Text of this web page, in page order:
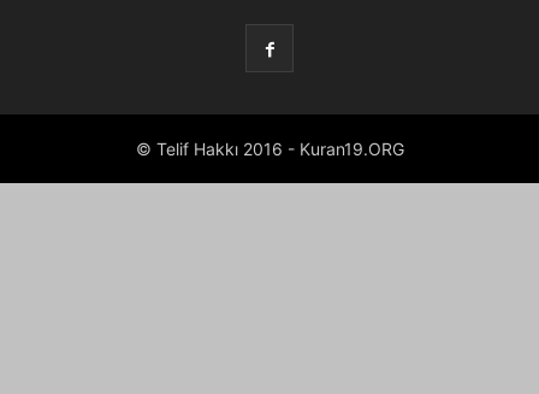
© Telif Hakkı 2016 - Kuran19.ORG